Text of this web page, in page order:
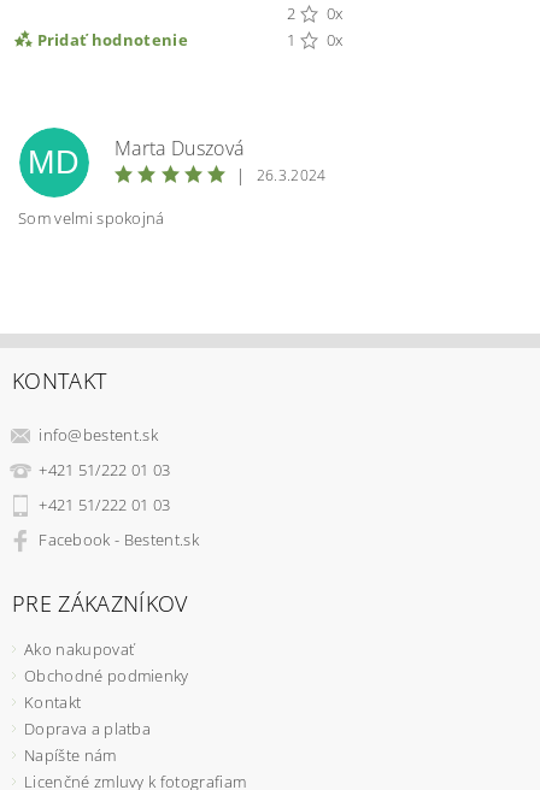
Pridať hodnotenie
2
0x
1
0x
MD
Marta Duszová
|
26.3.2024
Som velmi spokojná
KONTAKT
info@bestent.sk
+421 51/222 01 03
+421 51/222 01 03
Facebook - Bestent.sk
PRE ZÁKAZNÍKOV
Ako nakupovať
Obchodné podmienky
Kontakt
Doprava a platba
Napíšte nám
Licenčné zmluvy k fotografiam